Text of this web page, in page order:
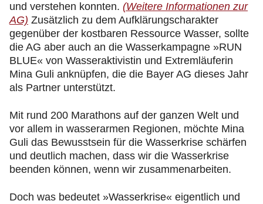
und verstehen konnten. (Weitere Informationen zur
AG) Zusätzlich zu dem Aufklärungscharakter
gegenüber der kostbaren Ressource Wasser, sollte
die AG aber auch an die Wasserkampagne »RUN
BLUE« von Wasseraktivistin und Extremläuferin
Mina Guli anknüpfen, die die Bayer AG dieses Jahr
als Partner unterstützt.
Mit rund 200 Marathons auf der ganzen Welt und
vor allem in wasserarmen Regionen, möchte Mina
Guli das Bewusstsein für die Wasserkrise schärfen
und deutlich machen, dass wir die Wasserkrise
beenden können, wenn wir zusammenarbeiten.
Doch was bedeutet »Wasserkrise« eigentlich und